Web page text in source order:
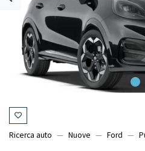
Ricerca auto Nuove Ford